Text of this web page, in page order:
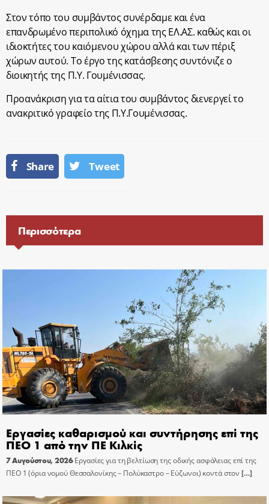
Στον τόπο του συμβάντος συνέρδαμε και ένα
επανδρωμένο περιπολικό όχημα της ΕΛ.ΑΣ. καθώς και οι
ιδιοκτήτες του καιόμενου χώρου αλλά και των πέριξ
χώρων αυτού. Το έργο της κατάσβεσης συντόνιζε ο
διοικητής της Π.Υ. Γουμένισσας.
Προανάκριση για τα αίτια του συμβάντος διενεργεί το
ανακριτικό γραφείο της Π.Υ.Γουμένισσας.
Share Tweet
Περισσότερα
Εργασίες καθαρισμού και συντήρησης επί της
ΠΕΟ 1 από την ΠΕ Κιλκίς
7 Αυγούστου, 2026 Εργασίες για τη βελτίωση της οδικής ασφάλειας επί της
ΠΕΟ 1 (όρια νομού Θεσσαλονίκης – Πολύκαστρο – Εύζωνοι) κοντά στον […]